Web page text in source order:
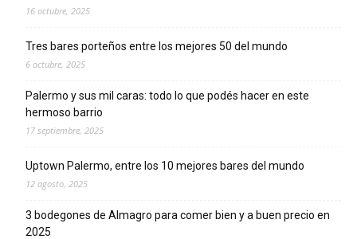
16 octubre, 2025
Tres bares porteños entre los mejores 50 del mundo
6 octubre, 2025
Palermo y sus mil caras: todo lo que podés hacer en este
hermoso barrio
17 septiembre, 2025
Uptown Palermo, entre los 10 mejores bares del mundo
12 agosto, 2025
3 bodegones de Almagro para comer bien y a buen precio en
2025